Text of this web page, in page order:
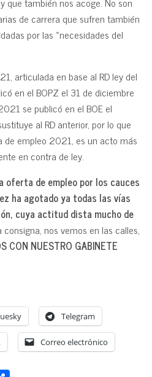
de carrera que sufren también
por las «necesidades del
articulada en base al RD ley del
en el BOPZ el 31 de diciembre
se publicó en el BOE el
al RD anterior, por lo que
empleo 2021, es un acto más
en contra de ley.
oferta de empleo por los cauces
ha agotado ya todas las vías
cuya actitud dista mucho de
consigna, nos vemos en las calles,
CON NUESTRO GABINETE
Telegram
Correo electrónico